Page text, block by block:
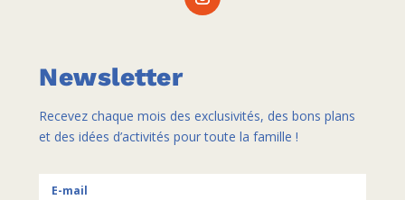
Newsletter
Recevez chaque mois des exclusivités, des bons plans
et des idées d’activités pour toute la famille !